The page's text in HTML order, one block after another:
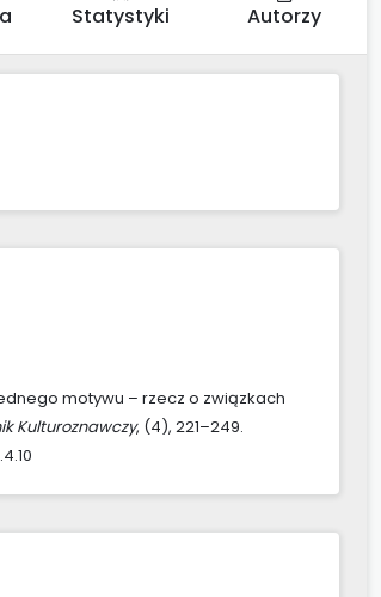
Statystyki Autorzy
motywu – rzecz o związkach
Kulturoznawczy, (4), 221–249.